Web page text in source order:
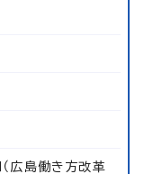
広島働き方改革